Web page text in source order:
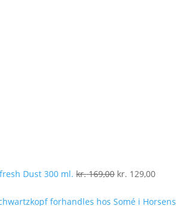
Dust 300 ml. kr.169,00 kr. 129,00